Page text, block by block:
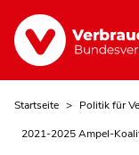
Startseite Politik für
2021-2025 Ampel-